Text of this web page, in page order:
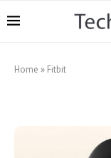
Home » Fitbit